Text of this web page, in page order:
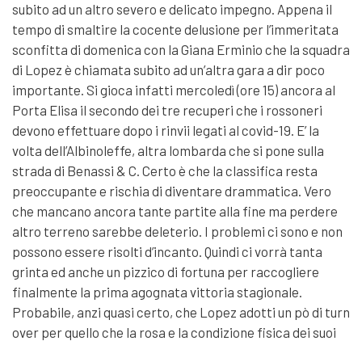
subito ad un altro severo e delicato impegno. Appena il
tempo di smaltire la cocente delusione per l’immeritata
sconfitta di domenica con la Giana Erminio che la squadra
di Lopez è chiamata subito ad un’altra gara a dir poco
importante. Si gioca infatti mercoledì (ore 15) ancora al
Porta Elisa il secondo dei tre recuperi che i rossoneri
devono effettuare dopo i rinvii legati al covid-19. E’ la
volta dell’Albinoleffe, altra lombarda che si pone sulla
strada di Benassi & C. Certo è che la classifica resta
preoccupante e rischia di diventare drammatica. Vero
che mancano ancora tante partite alla fine ma perdere
altro terreno sarebbe deleterio. I problemi ci sono e non
possono essere risolti d’incanto. Quindi ci vorrà tanta
grinta ed anche un pizzico di fortuna per raccogliere
finalmente la prima agognata vittoria stagionale.
Probabile, anzi quasi certo, che Lopez adotti un pò di turn
over per quello che la rosa e la condizione fisica dei suoi